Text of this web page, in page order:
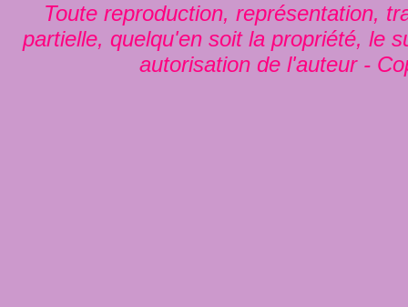
Toute reproduction, représentation,
partielle, quelqu'en soit la propriété, le
autorisation de l'auteur -